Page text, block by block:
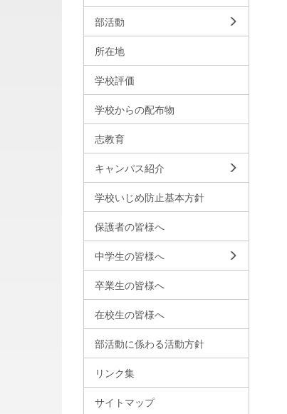
部活動
所在地
学校評価
学校からの配布物
志教育
キャンパス紹介
学校いじめ防止基本方針
保護者の皆様へ
中学生の皆様へ
卒業生の皆様へ
在校生の皆様へ
部活動に係わる活動方針
リンク集
サイトマップ